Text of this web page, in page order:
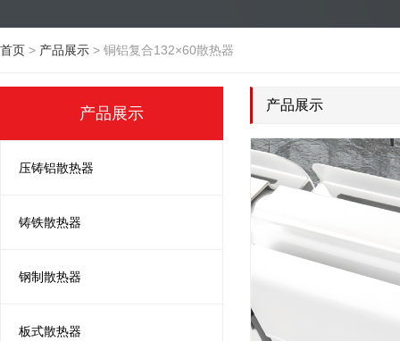
首页 > 产品展示 > 铜铝复合132×60散热器
产品展示
压铸铝散热器
铸铁散热器
钢制散热器
板式散热器
产品展示